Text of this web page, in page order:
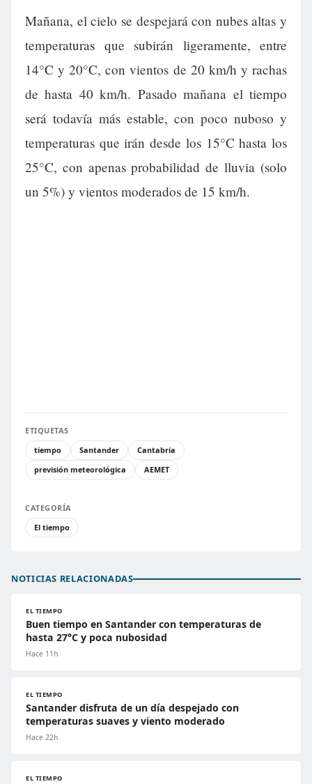
Mañana, el cielo se despejará con nubes altas y
temperaturas que subirán ligeramente, entre
14°C y 20°C, con vientos de 20 km/h y rachas
de hasta 40 km/h. Pasado mañana el tiempo
será todavía más estable, con poco nuboso y
temperaturas que irán desde los 15°C hasta los
25°C, con apenas probabilidad de lluvia (solo
un 5%) y vientos moderados de 15 km/h.
ETIQUETAS
tiempo
Santander
Cantabria
previsión meteorológica
AEMET
CATEGORÍA
El tiempo
NOTICIAS RELACIONADAS
EL TIEMPO
Buen tiempo en Santander con temperaturas de
hasta 27°C y poca nubosidad
Hace 11h
EL TIEMPO
Santander disfruta de un día despejado con
temperaturas suaves y viento moderado
Hace 22h
EL TIEMPO